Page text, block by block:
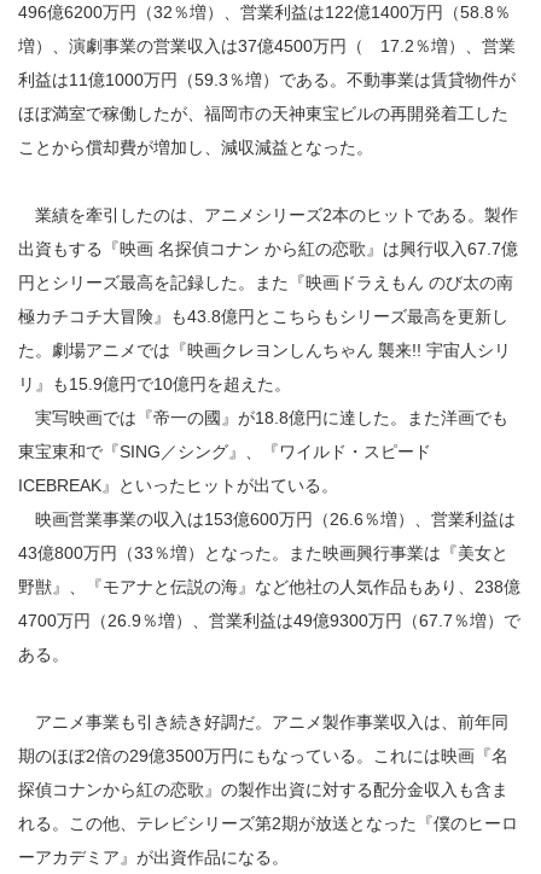
496億6200万円（32％増）、営業利益は122億1400万円（58.8％
増）、演劇事業の営業収入は37億4500万円（ 17.2％増）、営業
利益は11億1000万円（59.3％増）である。不動事業は賃貸物件が
ほぼ満室で稼働したが、福岡市の天神東宝ビルの再開発着工した
ことから償却費が増加し、減収減益となった。
業績を牽引したのは、アニメシリーズ2本のヒットである。製作
出資もする『映画 名探偵コナン から紅の恋歌』は興行収入67.7億
円とシリーズ最高を記録した。また『映画ドラえもん のび太の南
極カチコチ大冒険』も43.8億円とこちらもシリーズ最高を更新し
た。劇場アニメでは『映画クレヨンしんちゃん 襲来!! 宇宙人シリ
リ』も15.9億円で10億円を超えた。
実写映画では『帝一の國』が18.8億円に達した。また洋画でも
東宝東和で『SING／シング』、『ワイルド・スピード
ICEBREAK』といったヒットが出ている。
映画営業事業の収入は153億600万円（26.6％増）、営業利益は
43億800万円（33％増）となった。また映画興行事業は『美女と
野獣』、『モアナと伝説の海』など他社の人気作品もあり、238億
4700万円（26.9％増）、営業利益は49億9300万円（67.7％増）で
ある。
アニメ事業も引き続き好調だ。アニメ製作事業収入は、前年同
期のほぼ2倍の29億3500万円にもなっている。これには映画『名
探偵コナンから紅の恋歌』の製作出資に対する配分金収入も含ま
れる。この他、テレビシリーズ第2期が放送となった『僕のヒーロ
ーアカデミア』が出資作品になる。